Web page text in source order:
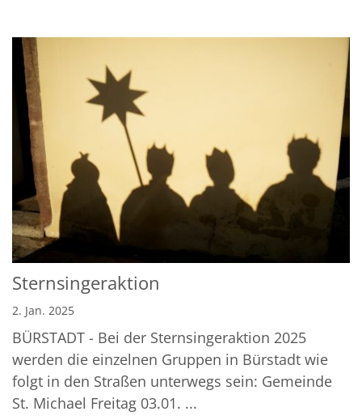
Sternsingeraktion
2. Jan. 2025
BÜRSTADT - Bei der Sternsingeraktion 2025
werden die einzelnen Gruppen in Bürstadt wie
folgt in den Straßen unterwegs sein: Gemeinde
St. Michael Freitag 03.01. ...